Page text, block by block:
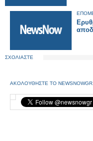
ΣΧΟΛΙΑΣΤΕ
ΑΚΟΛΟΥΘΗΣΤΕ ΤΟ